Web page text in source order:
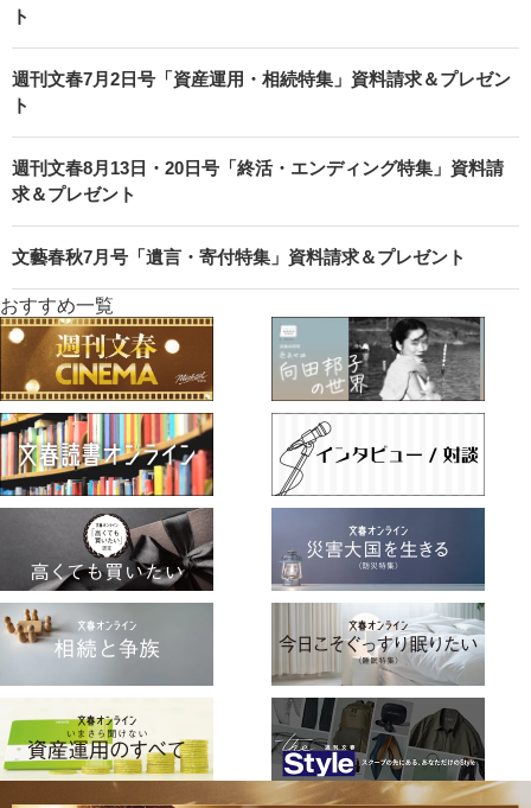
ト
週刊文春7月2日号「資産運用・相続特集」資料請求＆プレゼン
ト
週刊文春8月13日・20日号「終活・エンディング特集」資料請
求＆プレゼント
文藝春秋7月号「遺言・寄付特集」資料請求＆プレゼント
おすすめ一覧